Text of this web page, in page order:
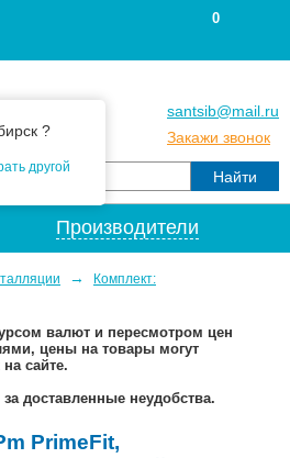
?
другой
santsib@mail.ru
Закажи звонок
0
Производители
→
Комплект:
валют и пересмотром цен
цены на товары могут
сайте.
доставленные неудобства.
PrimeFit,